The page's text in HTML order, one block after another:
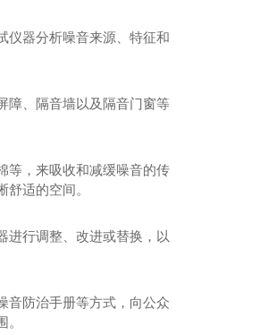
仪器分析噪音来源、特征和
障、隔音墙以及隔音门窗等
等，来吸收和减缓噪音的传
适的空间。
进行调整、改进或替换，以
音防治手册等方式，向公众